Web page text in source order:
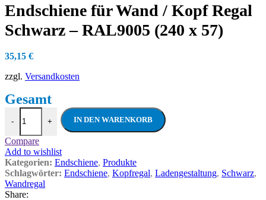
Endschiene für Wand / Kopf Regal
Schwarz – RAL9005 (240 x 57)
35,15 €
zzgl. Versandkosten
-Endschiene für Wand / Kopf Regal
+ IN DEN WARENKORB
Compare
Add to wishlist
Kategorien: Endschiene, Produkte
Schlagwörter: Endschiene, Kopfregal, Ladengestaltung, Schwarz,
Wandregal
Share: